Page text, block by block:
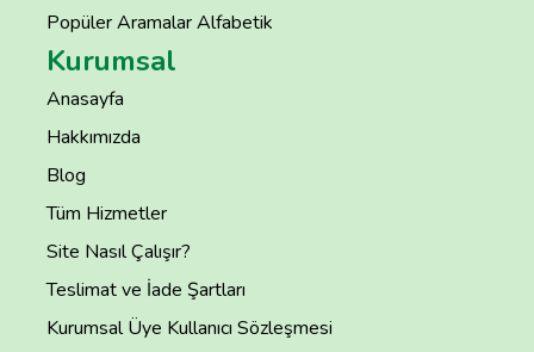
Popüler Aramalar Alfabetik
Kurumsal
Anasayfa
Hakkımızda
Blog
Tüm Hizmetler
Site Nasıl Çalışır?
Teslimat ve İade Şartları
Kurumsal Üye Kullanıcı Sözleşmesi